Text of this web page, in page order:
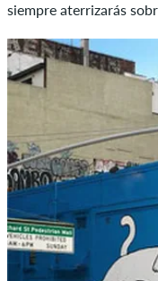
siempre aterrizarás